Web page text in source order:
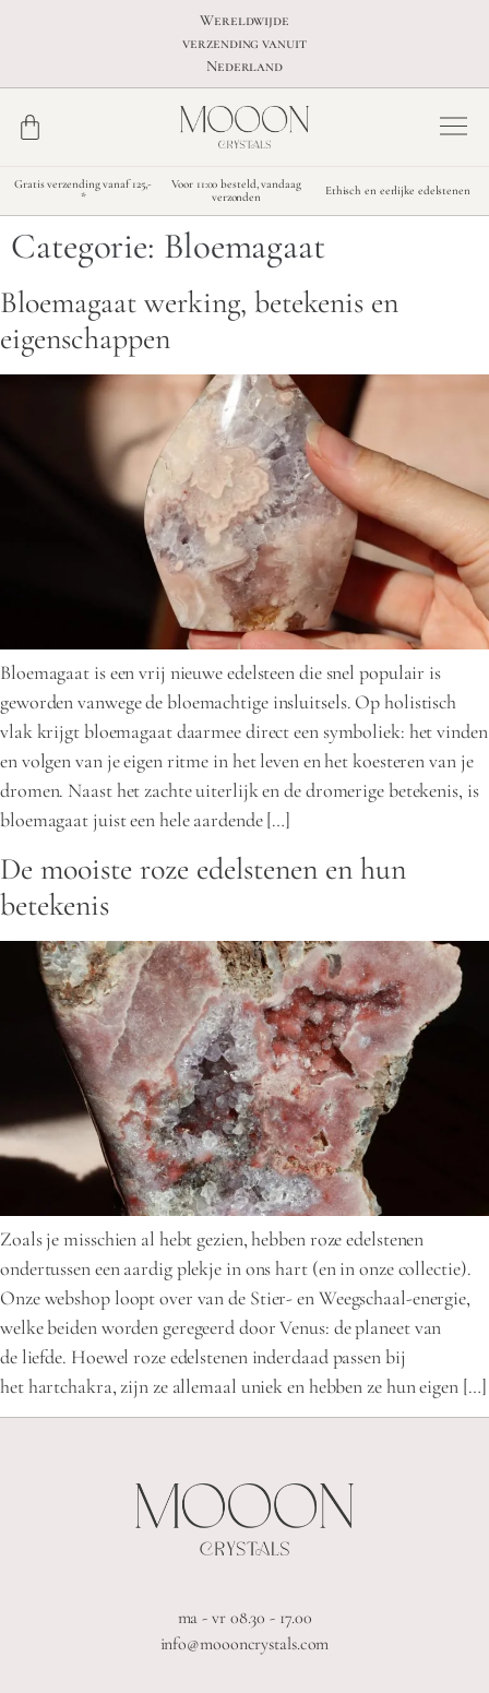
Wereldwijde
verzending vanuit
Nederland
Gratis verzending vanaf 125,-
*
Voor 11:00 besteld, vandaag
verzonden
Ethisch en eerlijke edelstenen
Categorie: Bloemagaat
Bloemagaat werking, betekenis en
eigenschappen
Bloemagaat is een vrij nieuwe edelsteen die snel populair is
geworden vanwege de bloemachtige insluitsels. Op holistisch
vlak krijgt bloemagaat daarmee direct een symboliek: het vinden
en volgen van je eigen ritme in het leven en het koesteren van je
dromen. Naast het zachte uiterlijk en de dromerige betekenis, is
bloemagaat juist een hele aardende […]
De mooiste roze edelstenen en hun
betekenis
Zoals je misschien al hebt gezien, hebben roze edelstenen
ondertussen een aardig plekje in ons hart (en in onze collectie).
Onze webshop loopt over van de Stier- en Weegschaal-energie,
welke beiden worden geregeerd door Venus: de planeet van
de liefde. Hoewel roze edelstenen inderdaad passen bij
het hartchakra, zijn ze allemaal uniek en hebben ze hun eigen […]
ma - vr 08.30 - 17.00
info@moooncrystals.com